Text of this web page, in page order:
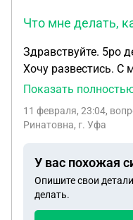
Что мне делать,
Здравствуйте. 5ро детей,1 из них достиг 18 лет.
Хочу развестись.
разным
Муж
отрицает,говорит
были у
только бвли у
Показать
11 февраля, 23:04,
Ринатовна, г. Уфа
У вас похожая
Опишите свои
делать.